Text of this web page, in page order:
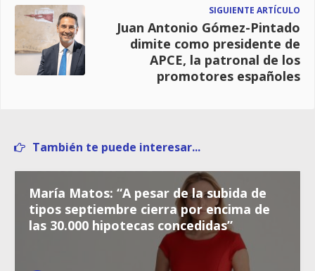
SIGUIENTE ARTÍCULO
Juan Antonio Gómez-Pintado
dimite como presidente de
APCE, la patronal de los
promotores españoles
También te puede interesar...
María Matos: “A pesar de la subida de
tipos septiembre cierra por encima de
las 30.000 hipotecas concedidas”